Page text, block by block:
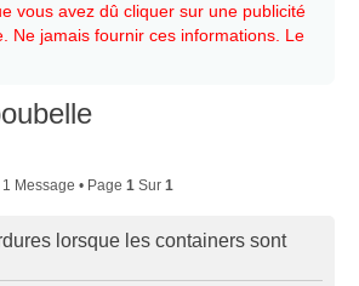
vous avez dû cliquer sur une publicité
Ne jamais fournir ces informations. Le
1 Message • Page 1Sur 1
lorsque les containers sont